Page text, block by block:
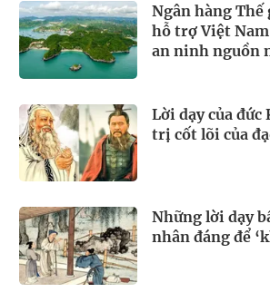
Ngân hàng Thế
hỗ trợ Việt
an ninh nguồn
Lời dạy của đức
trị cốt lõi của
Những lời dạy
nhân đáng để